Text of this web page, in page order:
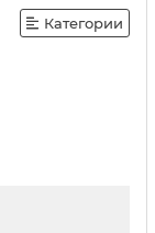
Категории